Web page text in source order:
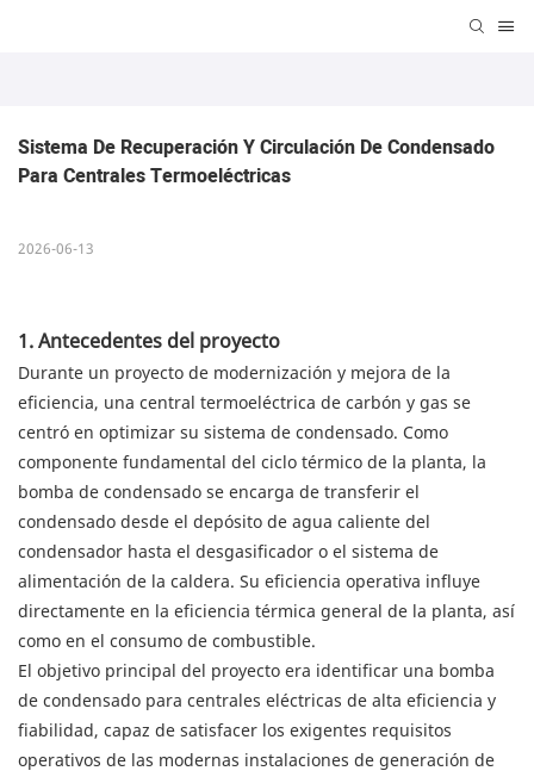
Sistema De Recuperación Y Circulación De Condensado
Para Centrales Termoeléctricas
2026-06-13
1. Antecedentes del proyecto
Durante un proyecto de modernización y mejora de la
eficiencia, una central termoeléctrica de carbón y gas se
centró en optimizar su sistema de condensado. Como
componente fundamental del ciclo térmico de la planta, la
bomba de condensado se encarga de transferir el
condensado desde el depósito de agua caliente del
condensador hasta el desgasificador o el sistema de
alimentación de la caldera. Su eficiencia operativa influye
directamente en la eficiencia térmica general de la planta, así
como en el consumo de combustible.
El objetivo principal del proyecto era identificar una bomba
de condensado para centrales eléctricas de alta eficiencia y
fiabilidad, capaz de satisfacer los exigentes requisitos
operativos de las modernas instalaciones de generación de